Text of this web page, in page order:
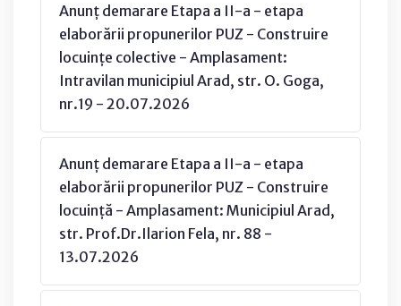
Anunț demarare Etapa a II-a - etapa
elaborării propunerilor PUZ - Construire
locuințe colective - Amplasament:
Intravilan municipiul Arad, str. O. Goga,
nr.19 - 20.07.2026
Anunț demarare Etapa a II-a - etapa
elaborării propunerilor PUZ - Construire
locuință - Amplasament: Municipiul Arad,
str. Prof.Dr.Ilarion Fela, nr. 88 -
13.07.2026